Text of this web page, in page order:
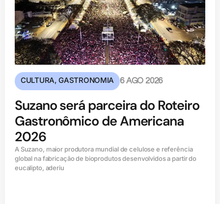
CULTURA,GASTRONOMIA 6 AGO 2026
Suzano será parceira do Roteiro
Gastronômico de Americana
2026
A Suzano, maior produtora mundial de celulose e referência
global na fabricação de bioprodutos desenvolvidos a partir do
eucalipto, aderiu